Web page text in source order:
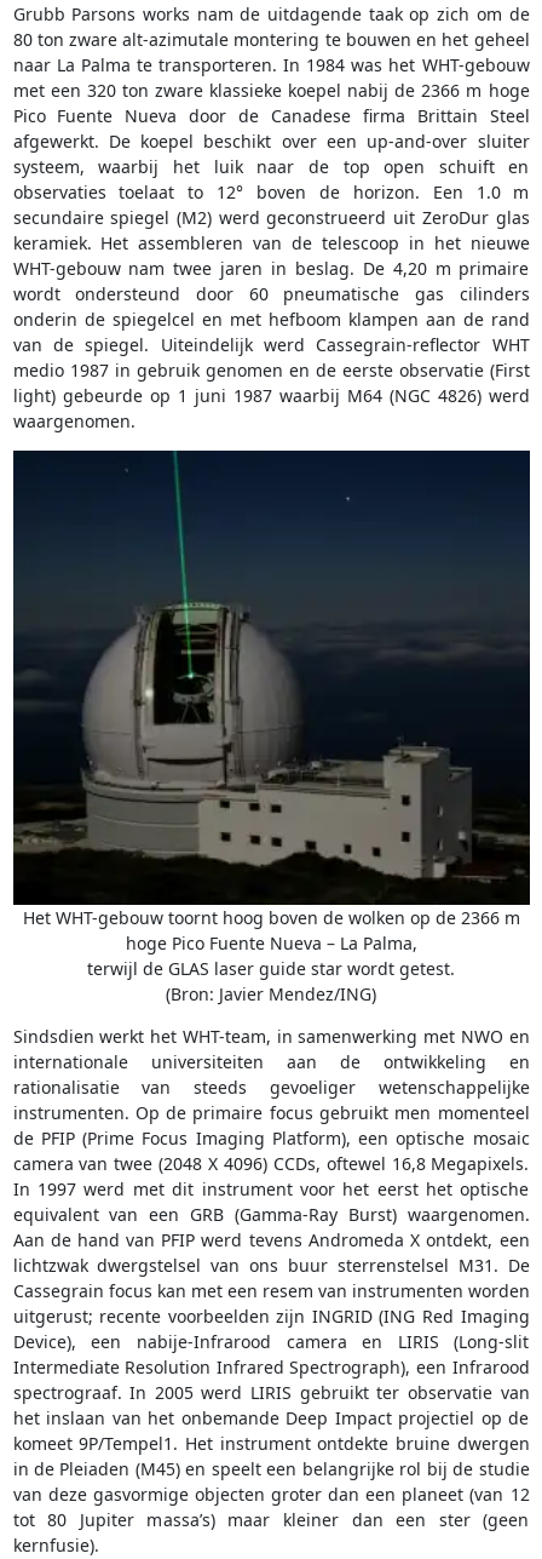
Grubb Parsons works nam de uitdagende taak op zich om de
80 ton zware alt-azimutale montering te bouwen en het geheel
naar La Palma te transporteren. In 1984 was het WHT-gebouw
met een 320 ton zware klassieke koepel nabij de 2366 m hoge
Pico Fuente Nueva door de Canadese firma Brittain Steel
afgewerkt. De koepel beschikt over een up-and-over sluiter
systeem, waarbij het luik naar de top open schuift en
observaties toelaat to 12° boven de horizon. Een 1.0 m
secundaire spiegel (M2) werd geconstrueerd uit ZeroDur glas
keramiek. Het assembleren van de telescoop in het nieuwe
WHT-gebouw nam twee jaren in beslag. De 4,20 m primaire
wordt ondersteund door 60 pneumatische gas cilinders
onderin de spiegelcel en met hefboom klampen aan de rand
van de spiegel. Uiteindelijk werd Cassegrain-reflector WHT
medio 1987 in gebruik genomen en de eerste observatie (First
light) gebeurde op 1 juni 1987 waarbij M64 (NGC 4826) werd
waargenomen.
Het WHT-gebouw toornt hoog boven de wolken op de 2366 m
hoge Pico Fuente Nueva – La Palma,
terwijl de GLAS laser guide star wordt getest.
(Bron: Javier Mendez/ING)
Sindsdien werkt het WHT-team, in samenwerking met NWO en
internationale universiteiten aan de ontwikkeling en
rationalisatie van steeds gevoeliger wetenschappelijke
instrumenten. Op de primaire focus gebruikt men momenteel
de PFIP (Prime Focus Imaging Platform), een optische mosaic
camera van twee (2048 X 4096) CCDs, oftewel 16,8 Megapixels.
In 1997 werd met dit instrument voor het eerst het optische
equivalent van een GRB (Gamma-Ray Burst) waargenomen.
Aan de hand van PFIP werd tevens Andromeda X ontdekt, een
lichtzwak dwergstelsel van ons buur sterrenstelsel M31. De
Cassegrain focus kan met een resem van instrumenten worden
uitgerust; recente voorbeelden zijn INGRID (ING Red Imaging
Device), een nabije-Infrarood camera en LIRIS (Long-slit
Intermediate Resolution Infrared Spectrograph), een Infrarood
spectrograaf. In 2005 werd LIRIS gebruikt ter observatie van
het inslaan van het onbemande Deep Impact projectiel op de
komeet 9P/Tempel1. Het instrument ontdekte bruine dwergen
in de Pleiaden (M45) en speelt een belangrijke rol bij de studie
van deze gasvormige objecten groter dan een planeet (van 12
tot 80 Jupiter massa’s) maar kleiner dan een ster (geen
kernfusie).